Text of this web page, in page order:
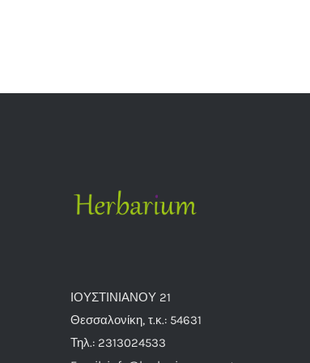
ΙΟΥΣΤΙΝΙΑΝΟΥ 21
Θεσσαλονίκη, τ.κ.: 54631
Τηλ.: 2313024533